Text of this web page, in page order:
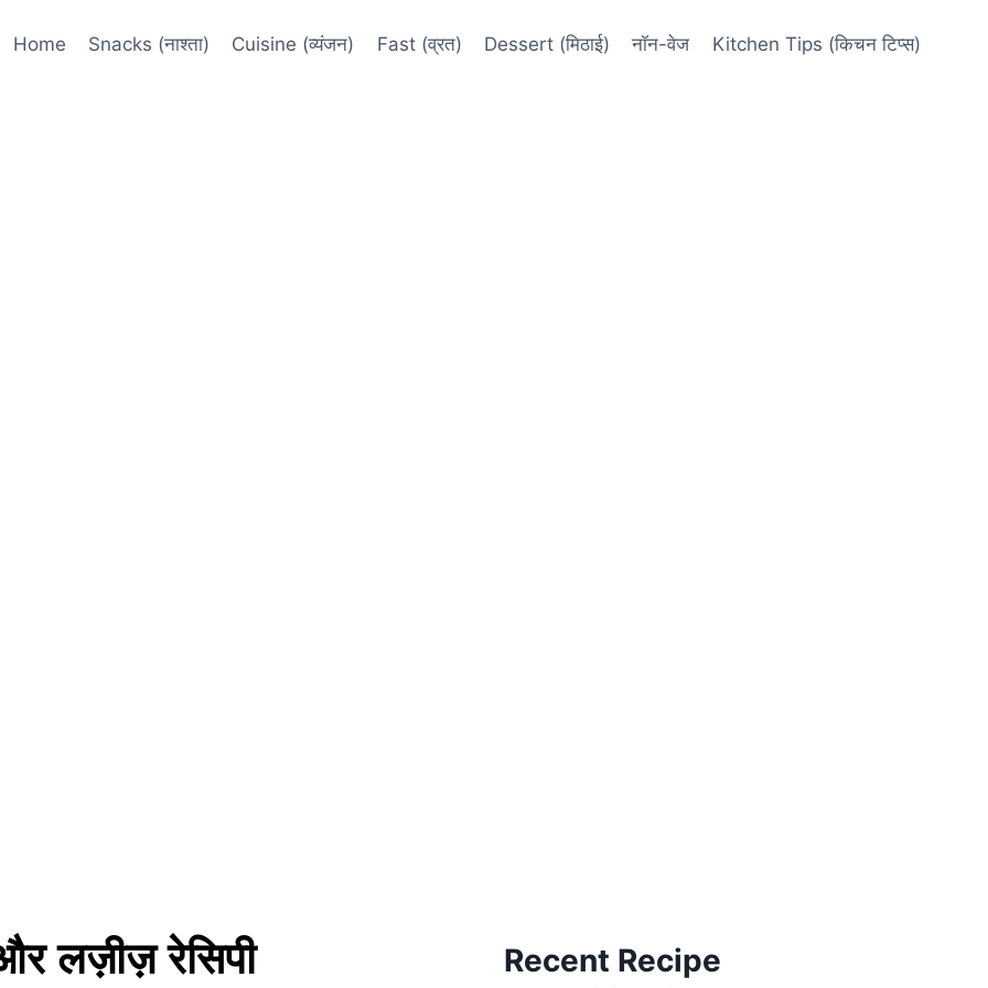
Home Snacks (नाश्ता) Cuisine (व्यंजन) Fast (व्रत) Dessert (मिठाई) नॉन-वेज Kitchen Tips (किचन टिप्स)
लज़ीज़ रेसिपी Recent Recipe